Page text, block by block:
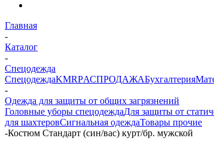
Главная
-
Каталог
-
Спецодежда
СпецодеждаKMRPАСПРОДАЖАБухгалтерия
-
Одежда для защиты от общих загрязнений
Головные уборы спецодеждаДля защиты от
для шахтеровСигнальная одеждаТовары прочие
-Костюм Стандарт (син/вас) курт/бр. мужской